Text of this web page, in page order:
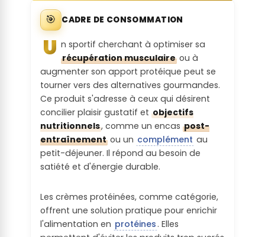
probablement toxiques (Annexe VI du
règlement CLP CE n°1272/2008 /
Monographie CIRC)
Troubles
Le produit ne contient pas de substance
probablement toxiques
Reprotoxicit
Le produit ne contient pas de substance
probablement toxiques
la Matière
Les matières premières utilisées sont à
risque et ne sont pas couvertes par une
certification durable
Origine
géographiq
ue de la
Matière
Première :
On ne connait pas l'origine géographique
de la matière première (principale)
Transparenc
procédés de
transformati
on :
Aucune communication / explication sur
les procédés de transformation
Perception
sociétale :
substance décriée par une ONG ou
association
Alertes
(=<2,5g)
Pas d'affichage du Nutri-Score
Quantité de
Lipides par
portion :
Entre 10% et 15% des AQR (10g<x<15g)
on en Acide
Gras
Saturés de
🎯 CADRE DE CONSOMMATION
U n sportif cherchant à optimiser sa
récupération musculaireou à
augmenter son apport protéique peut se
tourner vers des alternatives gourmandes.
Ce produit s'adresse à ceux qui désirent
concilier plaisir gustatif etobjectifs
nutritionnels, comme un encaspost-
entraînement ou un complément au
petit-déjeuner. Il répond au besoin de
satiété et d'énergie durable.
Les crèmes protéinées, comme catégorie,
offrent une solution pratique pour enrichir
l'alimentation en protéines . Elles